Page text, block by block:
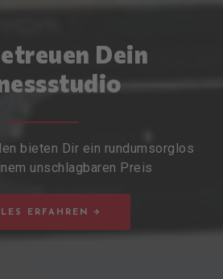
Dein
bieten Dir ein rundumsorglos
unschlagbaren Preis
ERFAHREN